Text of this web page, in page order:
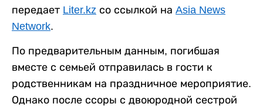
передает Liter.kz со ссылкой на Asia News
Network.
По предварительным данным, погибшая
вместе с семьей отправилась в гости к
родственникам на праздничное мероприятие.
Однако после ссоры с двоюродной сестрой